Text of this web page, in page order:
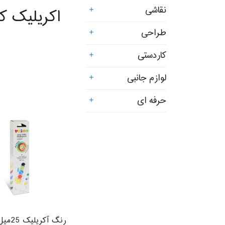
رنگ آکریلیک 25میل، 6رنگ
نقاشی
طراحی
کاردستی
لوازم جانبی
حرفه ای